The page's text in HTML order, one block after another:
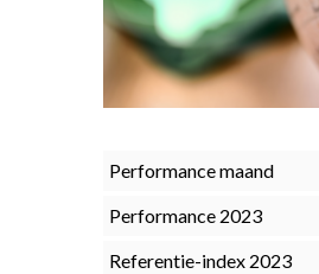
Performance maand
Performance 2023
Referentie-index 2023